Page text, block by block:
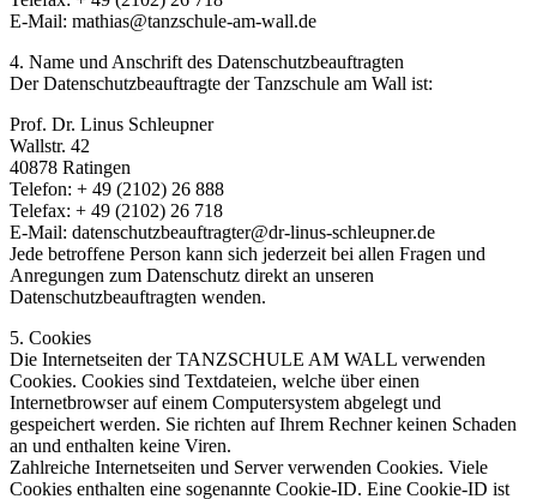
E-Mail: mathias@tanzschule-am-wall.de
4. Name und Anschrift des Datenschutzbeauftragten
Der Datenschutzbeauftragte der Tanzschule am Wall ist:
Prof. Dr. Linus Schleupner
Wallstr. 42
40878 Ratingen
Telefon: + 49 (2102) 26 888
Telefax: + 49 (2102) 26 718
E-Mail: datenschutzbeauftragter@dr-linus-schleupner.de
Jede betroffene Person kann sich jederzeit bei allen Fragen und
Anregungen zum Datenschutz direkt an unseren
Datenschutzbeauftragten wenden.
5. Cookies
Die Internetseiten der TANZSCHULE AM WALL verwenden
Cookies. Cookies sind Textdateien, welche über einen
Internetbrowser auf einem Computersystem abgelegt und
gespeichert werden. Sie richten auf Ihrem Rechner keinen Schaden
an und enthalten keine Viren.
Zahlreiche Internetseiten und Server verwenden Cookies. Viele
Cookies enthalten eine sogenannte Cookie-ID. Eine Cookie-ID ist